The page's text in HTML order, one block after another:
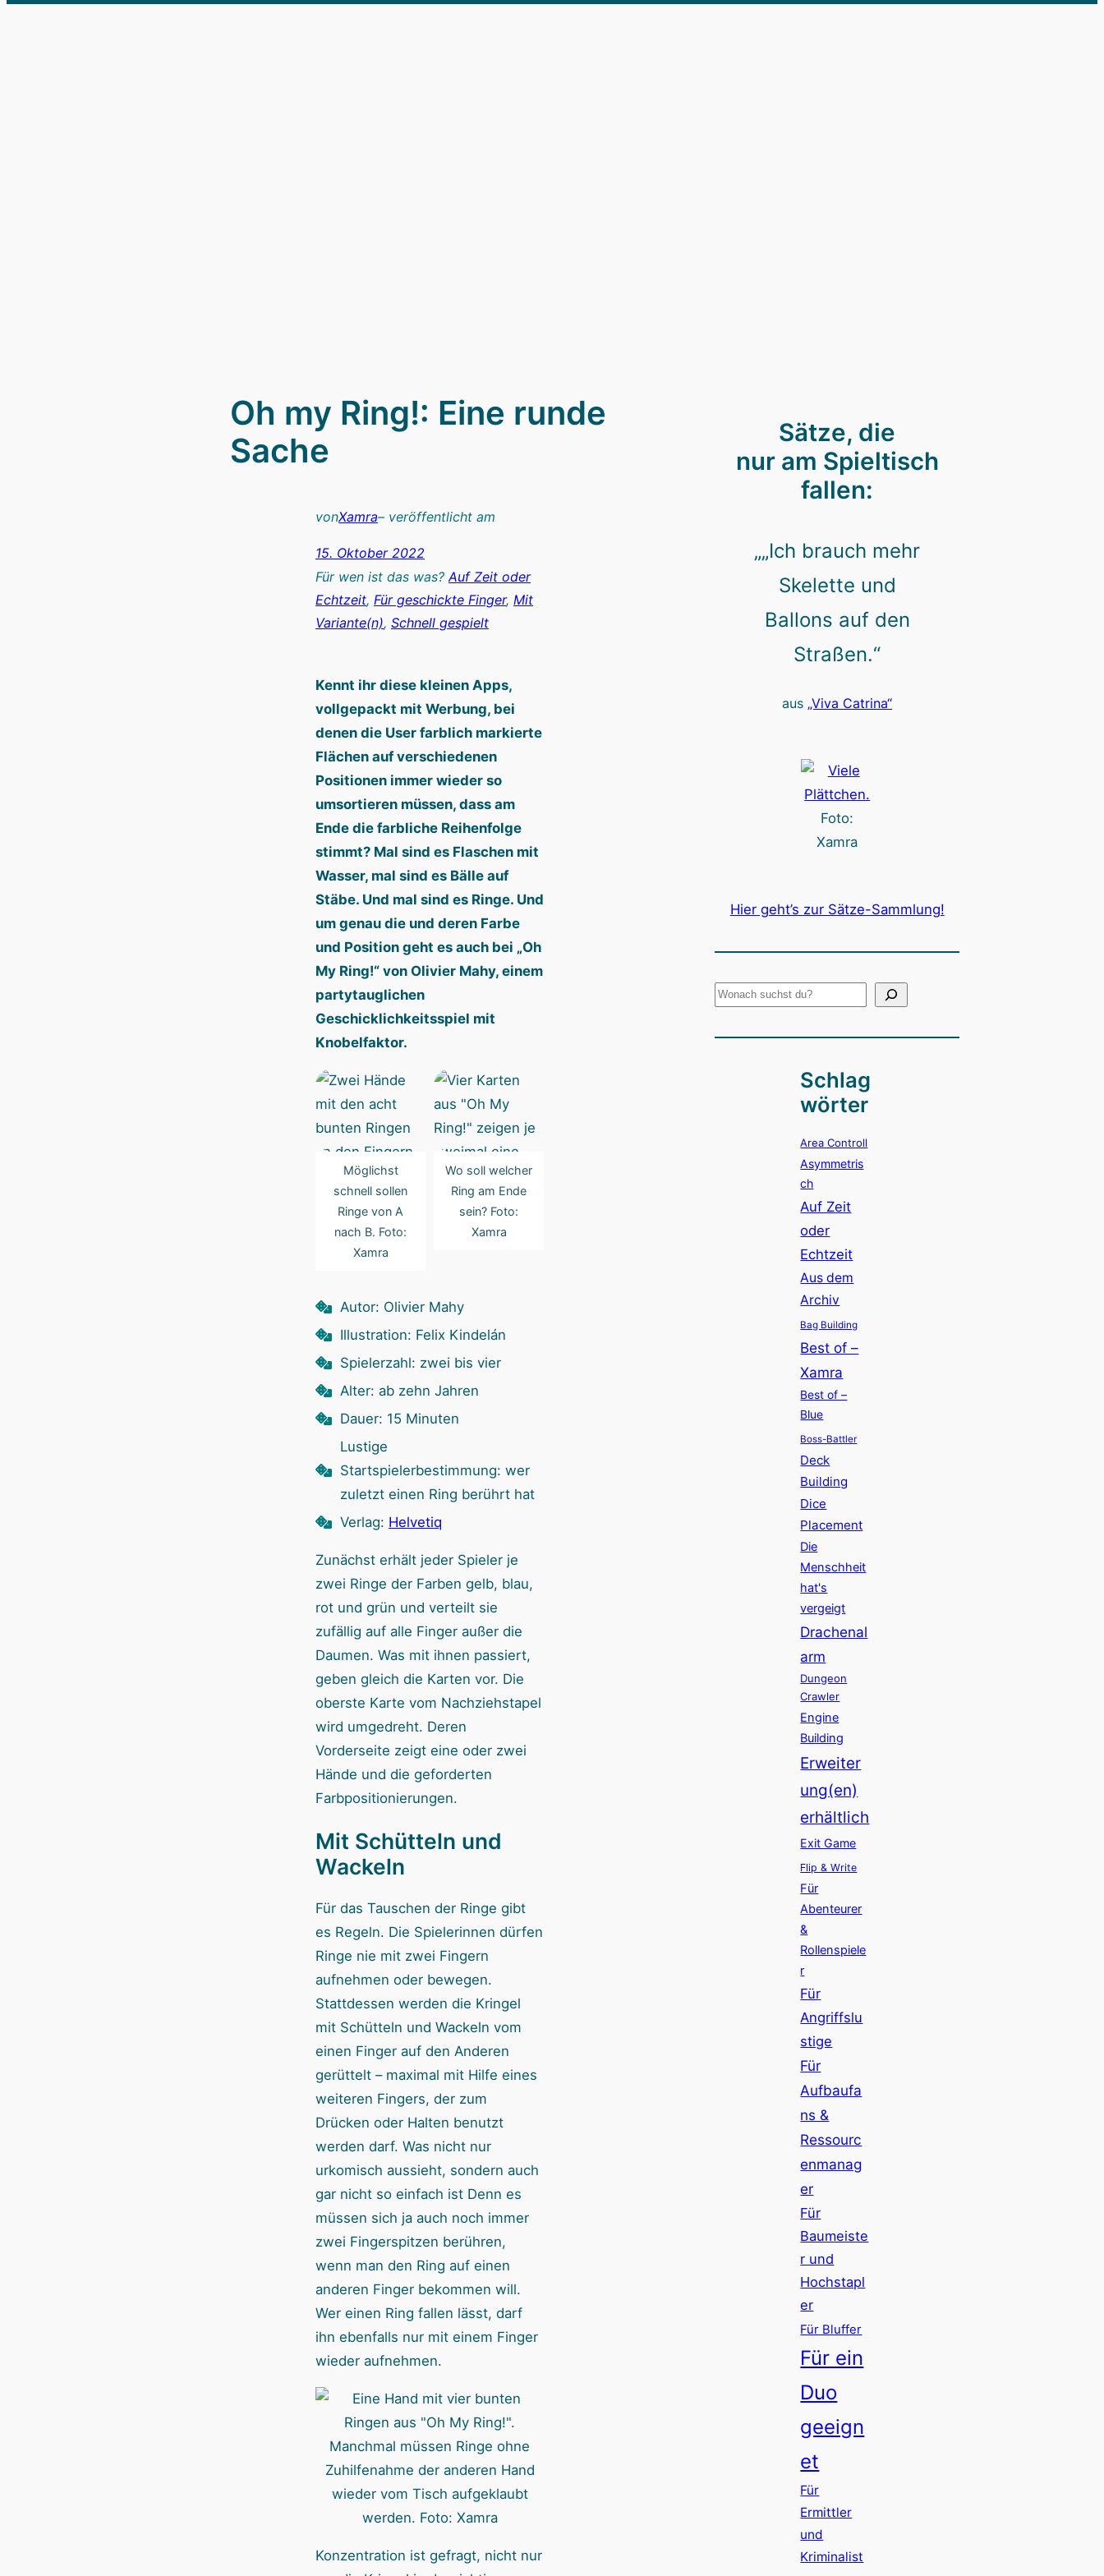
Oh my Ring!: Eine runde
Sache
vonXamra– veröffentlicht am
15. Oktober 2022
Für wen ist das was? Auf Zeit oder
Echtzeit, Für geschickte Finger, Mit
Variante(n), Schnell gespielt
Kennt ihr diese kleinen Apps,
vollgepackt mit Werbung, bei
denen die User farblich markierte
Flächen auf verschiedenen
Positionen immer wieder so
umsortieren müssen, dass am
Ende die farbliche Reihenfolge
stimmt? Mal sind es Flaschen mit
Wasser, mal sind es Bälle auf
Stäbe. Und mal sind es Ringe. Und
um genau die und deren Farbe
und Position geht es auch bei „Oh
My Ring!“ von Olivier Mahy, einem
partytauglichen
Geschicklichkeitsspiel mit
Knobelfaktor.
Möglichst
schnell sollen
Ringe von A
nach B. Foto:
Xamra
Wo soll welcher
Ring am Ende
sein? Foto:
Xamra
Autor: Olivier Mahy
Illustration: Felix Kindelán
Spielerzahl: zwei bis vier
Alter: ab zehn Jahren
Dauer: 15 Minuten
Lustige
Startspielerbestimmung: wer
zuletzt einen Ring berührt hat
Verlag: Helvetiq
Zunächst erhält jeder Spieler je
zwei Ringe der Farben gelb, blau,
rot und grün und verteilt sie
zufällig auf alle Finger außer die
Daumen. Was mit ihnen passiert,
geben gleich die Karten vor. Die
oberste Karte vom Nachziehstapel
wird umgedreht. Deren
Vorderseite zeigt eine oder zwei
Hände und die geforderten
Farbpositionierungen.
Mit Schütteln und
Wackeln
Für das Tauschen der Ringe gibt
es Regeln. Die Spielerinnen dürfen
Ringe nie mit zwei Fingern
aufnehmen oder bewegen.
Stattdessen werden die Kringel
mit Schütteln und Wackeln vom
einen Finger auf den Anderen
gerüttelt – maximal mit Hilfe eines
weiteren Fingers, der zum
Drücken oder Halten benutzt
werden darf. Was nicht nur
urkomisch aussieht, sondern auch
gar nicht so einfach ist Denn es
müssen sich ja auch noch immer
zwei Fingerspitzen berühren,
wenn man den Ring auf einen
anderen Finger bekommen will.
Wer einen Ring fallen lässt, darf
ihn ebenfalls nur mit einem Finger
wieder aufnehmen.
Manchmal müssen Ringe ohne
Zuhilfenahme der anderen Hand
wieder vom Tisch aufgeklaubt
werden. Foto: Xamra
Konzentration ist gefragt, nicht nur
Sätze, die
nur am Spieltisch
fallen:
„„Ich brauch mehr
Skelette und
Ballons auf den
Straßen.“
aus „Viva Catrina“
Foto:
Xamra
Hier geht’s zur Sätze-Sammlung!
S
c
Schlag
wörter
Area Controll
Asymmetris
ch
Auf Zeit
oder
Echtzeit
Aus dem
Archiv
Bag Building
Best of –
Xamra
Best of –
Blue
Boss-Battler
Deck
Building
Dice
Placement
Die
Menschheit
hat's
vergeigt
Drachenal
arm
Dungeon
Crawler
Engine
Building
Erweiter
ung(en)
erhältlich
Exit Game
Flip & Write
Für
Abenteurer
&
Rollenspiele
r
Für
Angriffslu
stige
Für
Aufbaufa
ns &
Ressourc
enmanag
er
Für
Baumeiste
r und
Hochstapl
er
Für Bluffer
Für ein
Duo
geeign
et
Für
Ermittler
und
Kriminalist